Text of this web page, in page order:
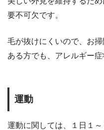
要不可欠です。
毛が抜けにくいので、お
ある方でも、アレルギー
運動
運動に関しては、１日１